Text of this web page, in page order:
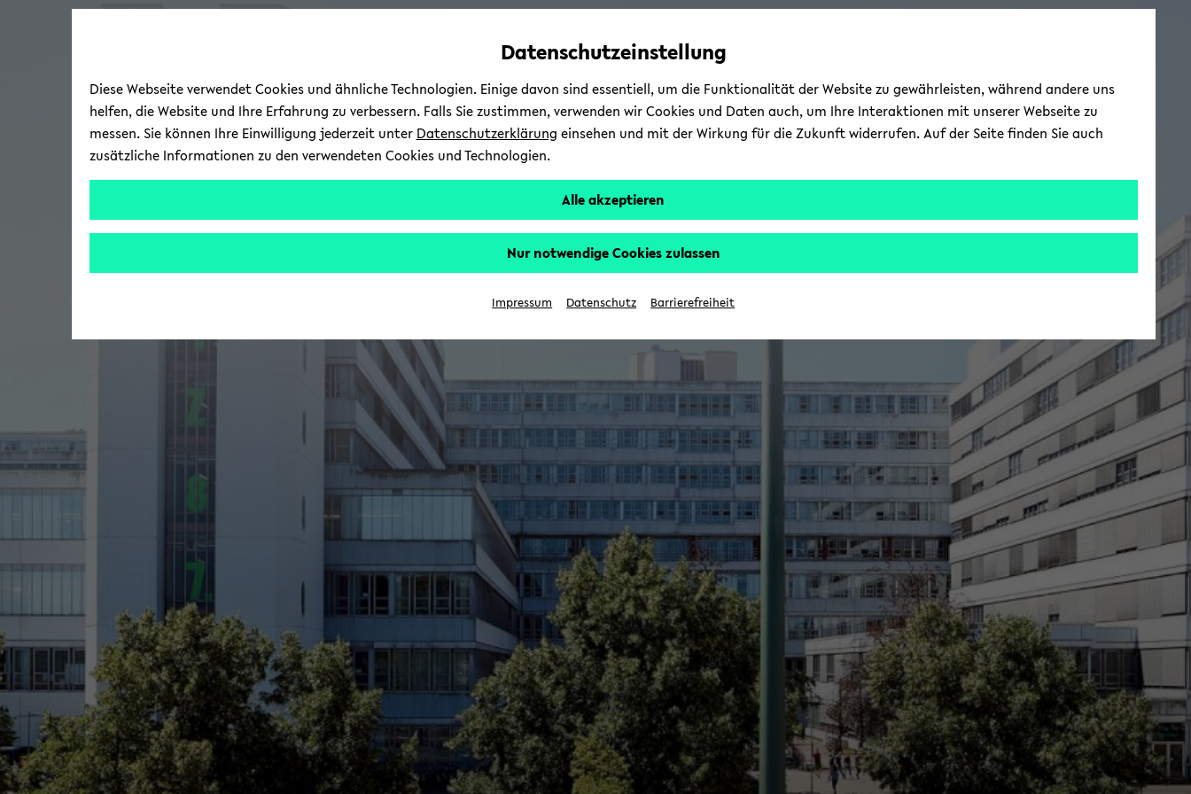
Automatische
vermeiden
zum
wechseln
zum
wechseln
zum
wechseln
Datenschutzeinstellung
Diese Webseite verwendet Cookies und ähnliche Technologien. Einige davon sind essentiell, um die Funktionalität der Website zu gewährleisten, während andere uns
helfen, die Website und Ihre Erfahrung zu verbessern. Falls Sie zustimmen, verwenden wir Cookies und Daten auch, um Ihre Interaktionen mit unserer Webseite zu
messen. Sie können Ihre Einwilligung jederzeit unter Datenschutzerklärung einsehen und mit der Wirkung für die Zukunft widerrufen. Auf der Seite finden Sie auch
zusätzliche Informationen zu den verwendeten Cookies und Technologien.
Alle akzeptieren
Nur notwendige Cookies zulassen
Impressum Datenschutz Barrierefreiheit